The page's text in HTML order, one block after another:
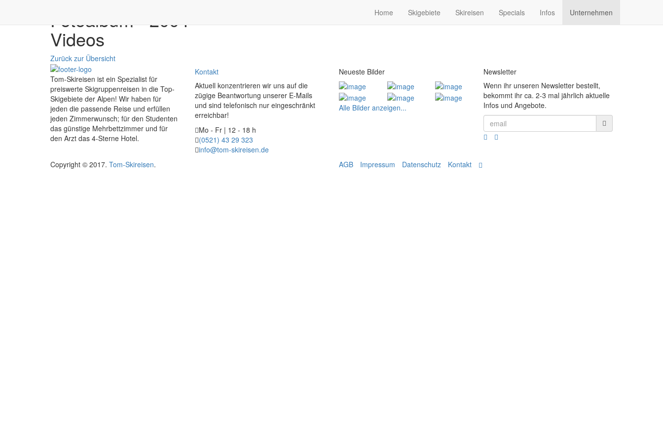
Home Skigebiete Skireisen Specials Infos Unternehmen
Fotoalbum - 2004
Videos
Zurück zur Übersicht
Tom-Skireisen ist ein Spezialist für
preiswerte Skigruppenreisen in die Top-
Skigebiete der Alpen! Wir haben für
jeden die passende Reise und erfüllen
jeden Zimmerwunsch; für den Studenten
das günstige Mehrbettzimmer und für
den Arzt das 4-Sterne Hotel.
Kontakt
Aktuell konzentrieren wir uns auf die
zügige Beantwortung unserer E-Mails
und sind telefonisch nur eingeschränkt
erreichbar!
Mo - Fr | 12 - 18 h
(0521) 43 29 323
info@tom-skireisen.de
Neueste Bilder
Alle Bilder anzeigen...
Newsletter
Wenn ihr unseren Newsletter bestellt,
bekommt ihr ca. 2-3 mal jährlich aktuelle
Infos und Angebote.
AGB Impressum Datenschutz Kontakt
Copyright © 2017. Tom-Skireisen.